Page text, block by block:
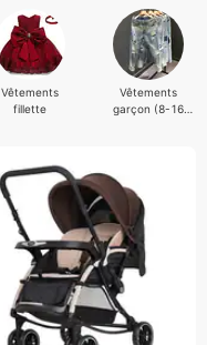
Vêtements
fillette
Vêtements
garçon (8-16